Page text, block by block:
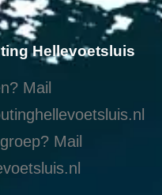
Hellevoetsluis
Mail
Mail